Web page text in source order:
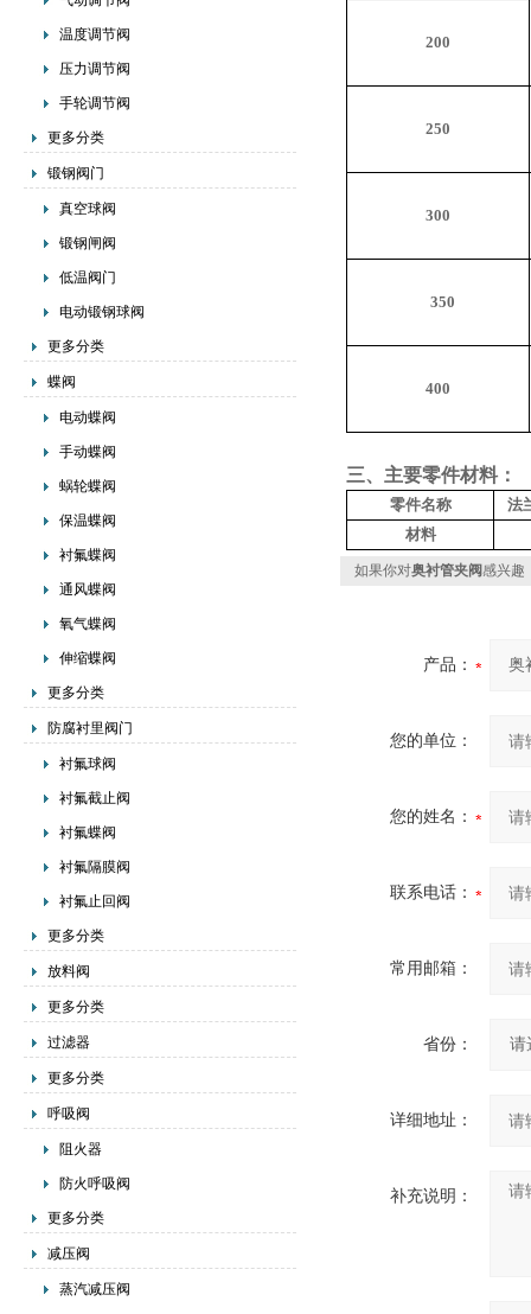
温度调节阀
压力调节阀
手轮调节阀
更多分类
锻钢阀门
真空球阀
锻钢闸阀
低温阀门
电动锻钢球阀
更多分类
蝶阀
电动蝶阀
手动蝶阀
蜗轮蝶阀
保温蝶阀
衬氟蝶阀
通风蝶阀
氧气蝶阀
伸缩蝶阀
更多分类
防腐衬里阀门
衬氟球阀
衬氟截止阀
衬氟蝶阀
衬氟隔膜阀
衬氟止回阀
更多分类
放料阀
更多分类
过滤器
更多分类
呼吸阀
阻火器
防火呼吸阀
更多分类
减压阀
蒸汽减压阀
200
250
300
350
400
三、主要零件材料：
零件名称
法
材料
如果你对奥衬管夹阀感兴趣
产品：
您的单位：
您的姓名：
联系电话：
常用邮箱：
省份：
详细地址：
补充说明：